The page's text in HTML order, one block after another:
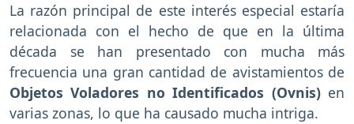
La razón principal de este interés especial estaría
relacionada con el hecho de que en la última
década se han presentado con mucha más
frecuencia una gran cantidad de avistamientos de
Objetos Voladores no Identificados (Ovnis) en
varias zonas, lo que ha causado mucha intriga.